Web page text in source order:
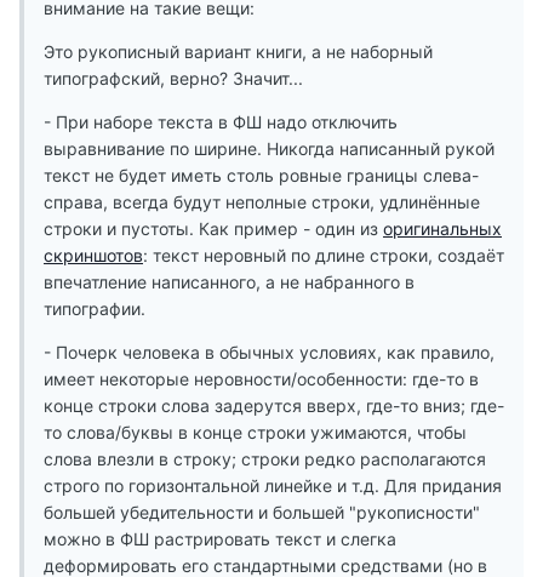
внимание на такие вещи:
Это рукописный вариант книги, а не наборный
типографский, верно? Значит...
- При наборе текста в ФШ надо отключить
выравнивание по ширине. Никогда написанный рукой
текст не будет иметь столь ровные границы слева-
справа, всегда будут неполные строки, удлинённые
строки и пустоты. Как пример - один из оригинальных
скриншотов: текст неровный по длине строки, создаёт
впечатление написанного, а не набранного в
типографии.
- Почерк человека в обычных условиях, как правило,
имеет некоторые неровности/особенности: где-то в
конце строки слова задерутся вверх, где-то вниз; где-
то слова/буквы в конце строки ужимаются, чтобы
слова влезли в строку; строки редко располагаются
строго по горизонтальной линейке и т.д. Для придания
большей убедительности и большей "рукописности"
можно в ФШ растрировать текст и слегка
деформировать его стандартными средствами (но в